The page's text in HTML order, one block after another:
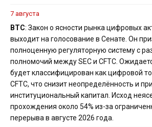
7 августа
BTC: Закон о ясности рынка цифровых
выходит на голосование в Сенате. Он
полноценную регуляторную систему с
полномочий между SEC и CFTC.
будет классифицирован как цифровой
CFTC, что снизит неопределённость и
институциональный капитал. Исход
прохождения около 54% из-за
перерыва в августе 2026 года.